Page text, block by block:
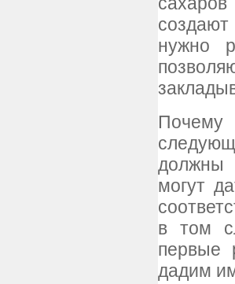
нужно
должны
могут
в том
первые
дадим